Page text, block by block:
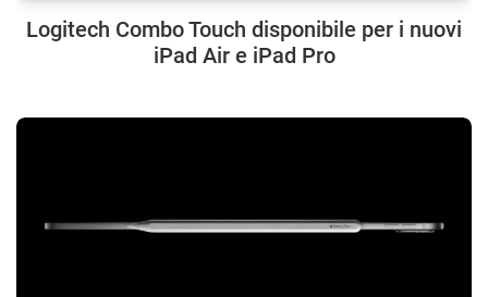
Logitech Combo Touch disponibile per i nuovi
iPad Air e iPad Pro